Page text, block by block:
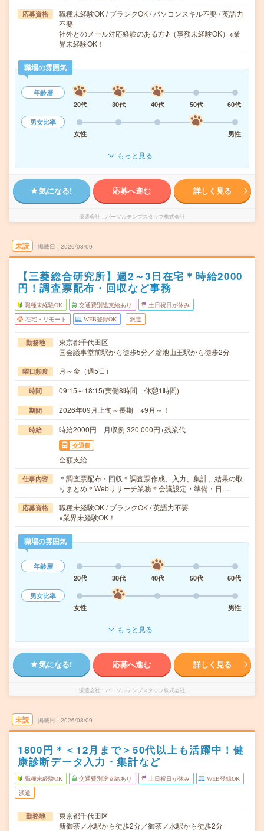
応募資格
職種未経験OK / ブランクOK / パソコンスキル不要 / 英語力
不要
社外とのメール対応経験のある方♪（事務未経験OK）※業
界未経験OK！
職場の雰囲気
年齢層
20代
30代 40代 50代
60代
男女比率
女性
男性
もっと見る
気になる! 応募へ進む 詳しく見る
派遣会社 パーソルテンプスタッフ株式会社
未読 掲載日 2026/08/09
【三菱総合研究所】週2～3日在宅＊時給2000
円！調査票配布・回収など事務
職種未経験OK 交通費別途支給あり 土日祝日が休み
在宅・リモート WEB登録OK 派遣
勤務地
東京都千代田区
国会議事堂前駅から徒歩5分／溜池山王駅から徒歩2分
曜日頻度 月～金（週5日）
時間 09:15～18:15(実働8時間 休憩1時間)
期間 2026年09月上旬～長期 ※9月～！
時給 時給2000円 月収例 320,000円+残業代
交通費
全額支給
仕事内容
＊調査票配布・回収＊調査票作成、入力、集計、結果の取
りまとめ＊Webリサーチ業務＊会議設定・準備・日…
応募資格
職種未経験OK / ブランクOK / 英語力不要
※業界未経験OK！
職場の雰囲気
年齢層
20代
30代 40代 50代
60代
男女比率
女性
男性
もっと見る
気になる! 応募へ進む 詳しく見る
派遣会社 パーソルテンプスタッフ株式会社
未読 掲載日 2026/08/09
1800円＊＜12月まで＞50代以上も活躍中！健
康診断データ入力・集計など
職種未経験OK 交通費別途支給あり 土日祝日が休み WEB登録OK
派遣
勤務地
東京都千代田区
新御茶ノ水駅から徒歩2分／御茶ノ水駅から徒歩2分